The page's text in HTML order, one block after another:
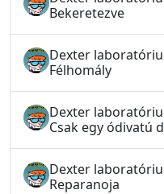
Bekeretezve
Dexter
Félhomály
Dexter
Csak egy ódivatú
Dexter
Reparanoja